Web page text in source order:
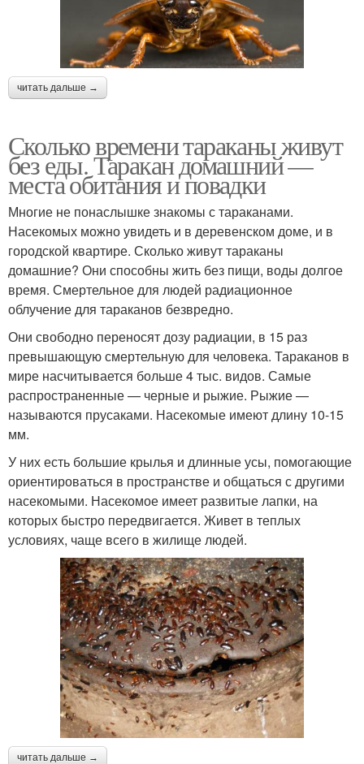
читать дальше →
Сколько времени тараканы живут
без еды. Таракан домашний —
места обитания и повадки
Многие не понаслышке знакомы с тараканами.
Насекомых можно увидеть и в деревенском доме, и в
городской квартире. Сколько живут тараканы
домашние? Они способны жить без пищи, воды долгое
время. Смертельное для людей радиационное
облучение для тараканов безвредно.
Они свободно переносят дозу радиации, в 15 раз
превышающую смертельную для человека. Тараканов в
мире насчитывается больше 4 тыс. видов. Самые
распространенные — черные и рыжие. Рыжие —
называются прусаками. Насекомые имеют длину 10-15
мм.
У них есть большие крылья и длинные усы, помогающие
ориентироваться в пространстве и общаться с другими
насекомыми. Насекомое имеет развитые лапки, на
которых быстро передвигается. Живет в теплых
условиях, чаще всего в жилище людей.
читать дальше →